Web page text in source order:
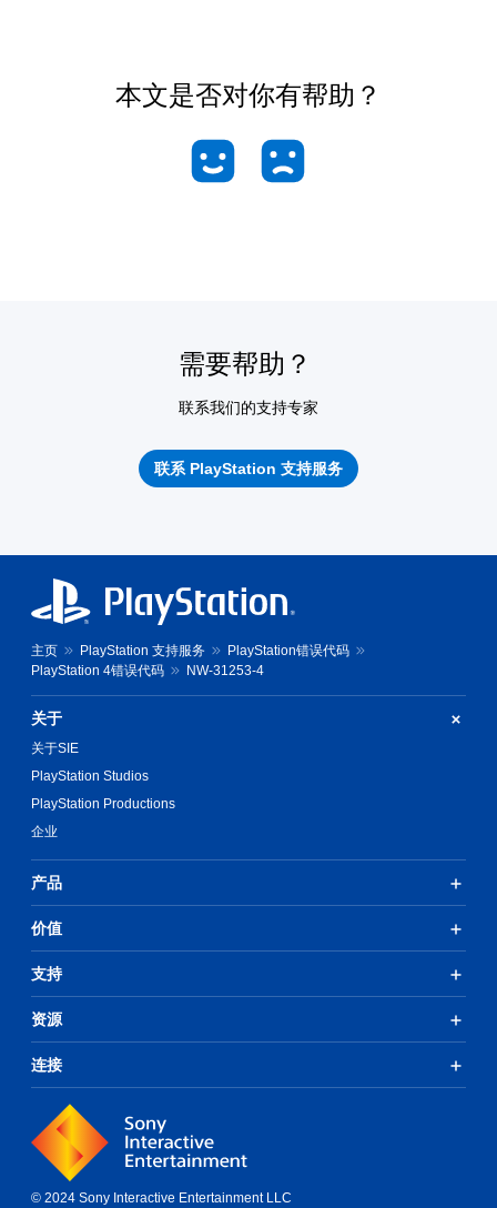
本文是否对你有帮助？
需要帮助？
联系我们的支持专家
联系 PlayStation 支持服务
主页 PlayStation 支持服务
PlayStation错误代码
PlayStation 4错误代码
NW-31253-4
关于
关于SIE
PlayStation Studios
PlayStation Productions
企业
产品
价值
支持
资源
连接
© 2024 Sony Interactive Entertainment LLC